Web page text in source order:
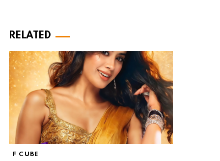
RELATED
F CUBE